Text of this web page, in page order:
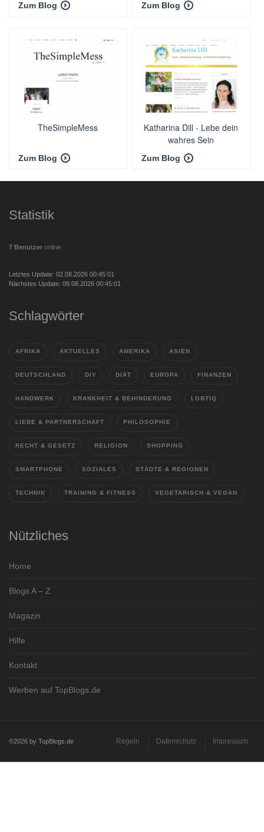
Zum Blog Zum Blog
TheSimpleMess
Zum Blog
Katharina Dill - Lebe dein
wahres Sein
Zum Blog
Statistik
7 Benutzer online
Letztes Update: 02.08.2026 00:45:01
Nächstes Update: 09.08.2026 00:45:01
Schlagwörter
AFRIKA AKTUELLES AMERIKA ASIEN
DEUTSCHLAND DIY DIÄT EUROPA FINANZEN
HANDWERK KRANKHEIT & BEHINDERUNG LGBTIQ
LIEBE & PARTNERSCHAFT PHILOSOPHIE
RECHT & GESETZ RELIGION SHOPPING
SMARTPHONE SOZIALES STÄDTE & REGIONEN
TECHNIK TRAINING & FITNESS VEGETARISCH & VEGAN
Nützliches
Home
Blogs A – Z
Magazin
Hilfe
Kontakt
Werben auf TopBlogs.de
©2026 by TopBlogs.de Regeln Datenschutz Impressum